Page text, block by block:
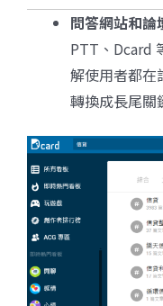
問答網站和論
PTT、Dcard
解使用者都在
轉換成長尾關